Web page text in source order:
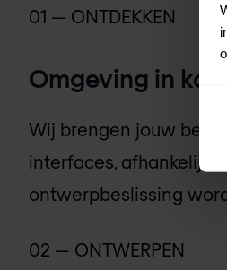
01 — ONTDEKKEN
Omgeving in
Wij brengen jouw
interfaces,
ontwerpbeslissing
02 — ONTWERPEN